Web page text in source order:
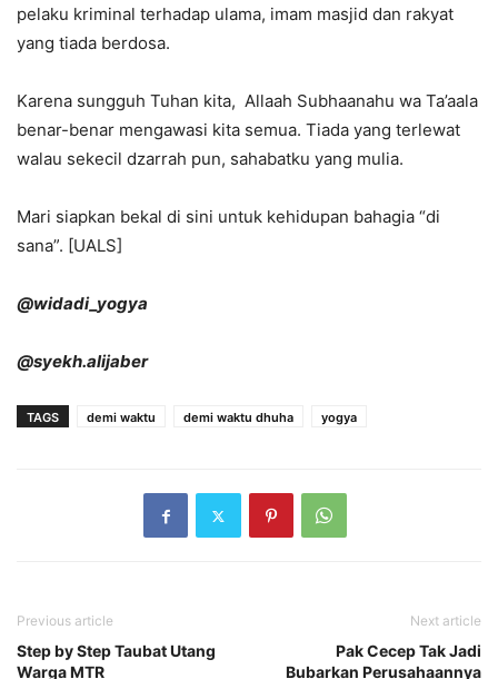
pelaku kriminal terhadap ulama, imam masjid dan rakyat
yang tiada berdosa.
Karena sungguh Tuhan kita, Allaah Subhaanahu wa Ta’aala
benar-benar mengawasi kita semua. Tiada yang terlewat
walau sekecil dzarrah pun, sahabatku yang mulia.
Mari siapkan bekal di sini untuk kehidupan bahagia “di
sana”. [UALS]
@widadi_yogya
@syekh.alijaber
TAGS demi waktu demi waktu dhuha yogya
Previous article
Step by Step Taubat Utang
Warga MTR
Next article
Pak Cecep Tak Jadi
Bubarkan Perusahaannya